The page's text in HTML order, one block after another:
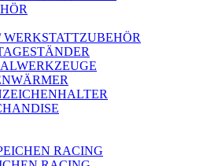
WERKSTATTZUBEHÖR
RACING